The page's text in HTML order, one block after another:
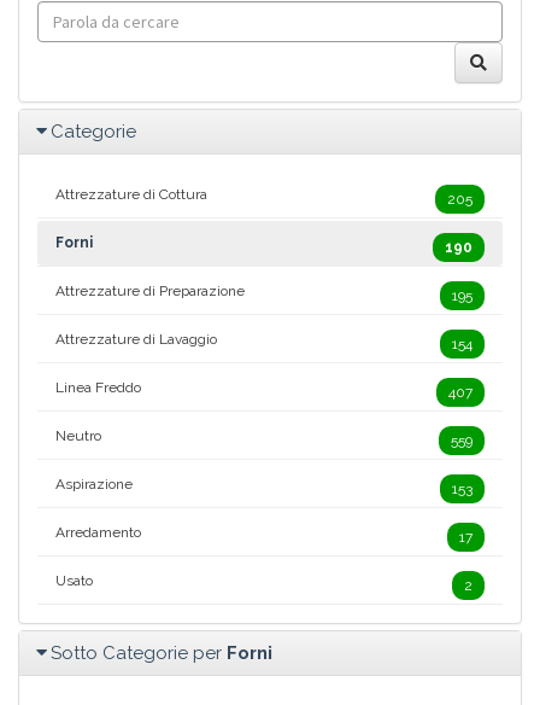
Categorie
Attrezzature di Cottura 205
Forni 190
Attrezzature di Preparazione 195
Attrezzature di Lavaggio 154
Linea Freddo 407
Neutro 559
Aspirazione 153
Arredamento 17
Usato 2
Sotto Categorie per Forni